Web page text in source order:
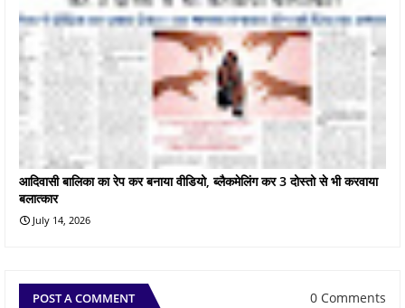
आदिवासी बालिका का रेप कर बनाया वीडियो, ब्लैकमेलिंग कर 3 दोस्तो से भी करवाया
बलात्कार
July 14, 2026
POST A COMMENT 0 Comments